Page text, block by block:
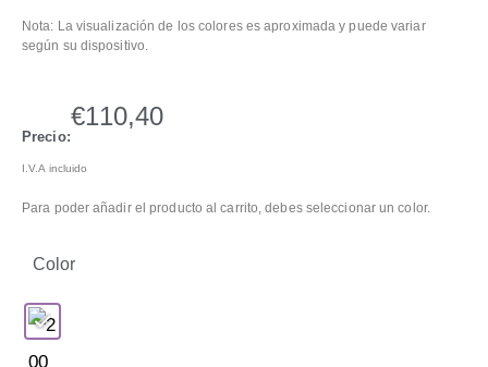
Nota: La visualización de los colores es aproximada y puede variar
según su dispositivo.
Precio:
€110,40
I.V.A incluido
Para poder añadir el producto al carrito, debes seleccionar un color.
Color